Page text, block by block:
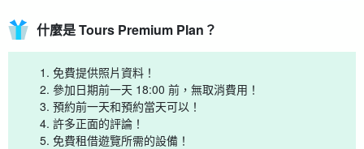
什麼是 Tours Premium Plan？
免費提供照片資料！
參加日期前一天 18:00 前，無取消費用！
預約前一天和預約當天可以！
許多正面的評論！
免費租借遊覽所需的設備！